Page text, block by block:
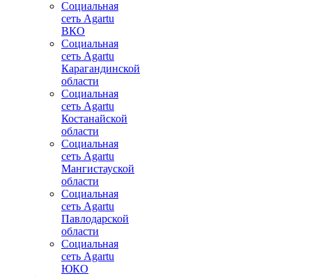
Социальная
сеть Agartu
ВКО
Социальная
сеть Agartu
Карагандинской
области
Социальная
сеть Agartu
Костанайской
области
Социальная
сеть Agartu
Мангистауской
области
Социальная
сеть Agartu
Павлодарской
области
Социальная
сеть Agartu
ЮКО